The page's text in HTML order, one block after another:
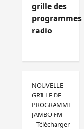
grille des
programmes
radio
NOUVELLE
GRILLE DE
PROGRAMME
JAMBO FM
Télécharger